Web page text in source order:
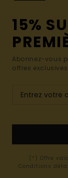
15%
Abonnez-vous
offres exclusives.
(*) Offre
Conditions